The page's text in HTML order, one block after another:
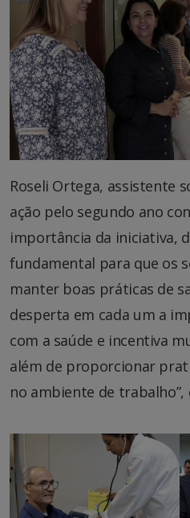
Roseli Ortega, assistente
ação pelo segundo ano
importância da iniciativa,
fundamental para que os
manter boas práticas de
desperta em cada um a
com a saúde e incentiva
além de proporcionar
no ambiente de trabalho”,